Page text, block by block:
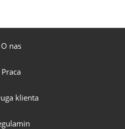
O nas
Praca
klienta